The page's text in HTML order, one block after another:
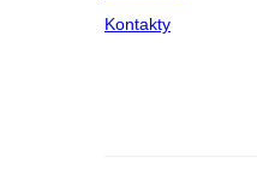
Kontakty